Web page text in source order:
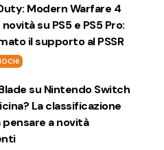
Modern Warfare 4
su PS5 e PS5 Pro:
il supporto al PSSR
su Nintendo Switch
La classificazione
pensare a novità